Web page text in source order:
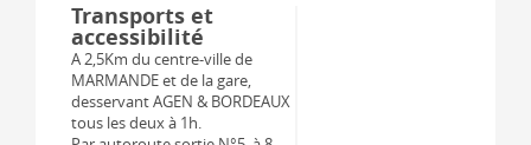
Transports et
accessibilité
A 2,5Km du centre-ville de
MARMANDE et de la gare,
desservant AGEN & BORDEAUX
tous les deux à 1h.